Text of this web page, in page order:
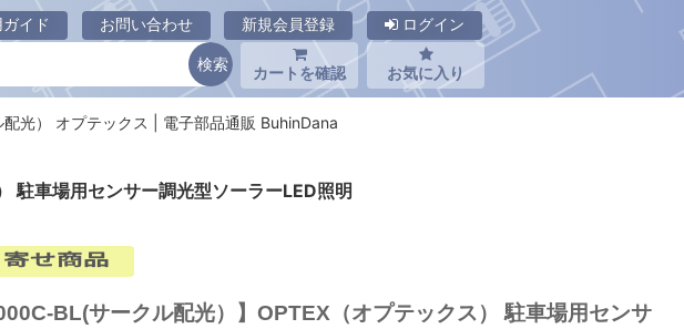
イド お問い合わせ 新規会員登録 ログイン
カートを確認 お気に入り
駐車場用センサー調光型ソーラーLED照明
光） オプテックス | 電子部品通販 BuhinDana
BL(サークル配光）】OPTEX（オプテックス） 駐車場用センサ